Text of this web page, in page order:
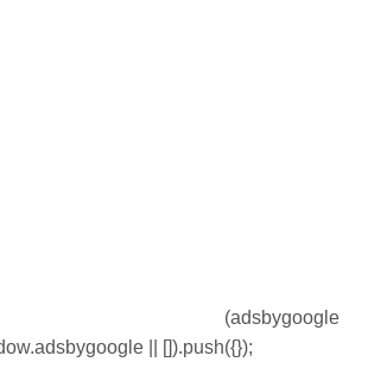
(adsbygoogle
|| []).push({});